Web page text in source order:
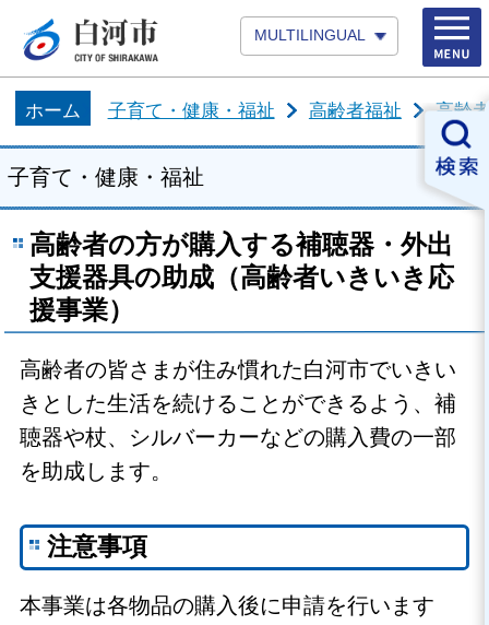
MULTILINGUAL
ホーム 子育て・健康・福祉 高齢者福祉 高齢
子育て・健康・福祉
高齢者の方が購入する補聴器・外出
支援器具の助成（高齢者いきいき応
援事業）
高齢者の皆さまが住み慣れた白河市でいきい
きとした生活を続けることができるよう、補
聴器や杖、シルバーカーなどの購入費の一部
を助成します。
注意事項
本事業は各物品の購入後に申請を行います